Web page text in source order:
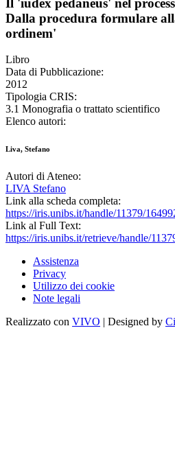
Il 'iudex pedaneus' nel
Dalla procedura formulare
ordinem'
Libro
Data di Pubblicazione:
2012
Tipologia CRIS:
3.1 Monografia o trattato scientifico
Elenco autori:
Liva, Stefano
Autori di Ateneo:
LIVA Stefano
Link alla scheda completa:
https://iris.unibs.it/handle/11379/
Link al Full Text:
https://iris.unibs.it/retrieve/handle/
Assistenza
Privacy
Utilizzo dei cookie
Note legali
Realizzato con VIVO | Designed by